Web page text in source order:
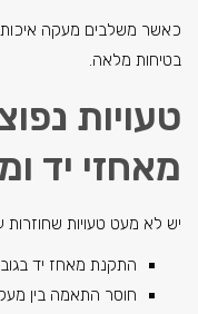
כאשר משלבים מעקה
בטיחות מלאה.
טעויות
מאחזי יד
יש לא מעט טעויות
התקנת מאחז יד
חוסר התאמה בין